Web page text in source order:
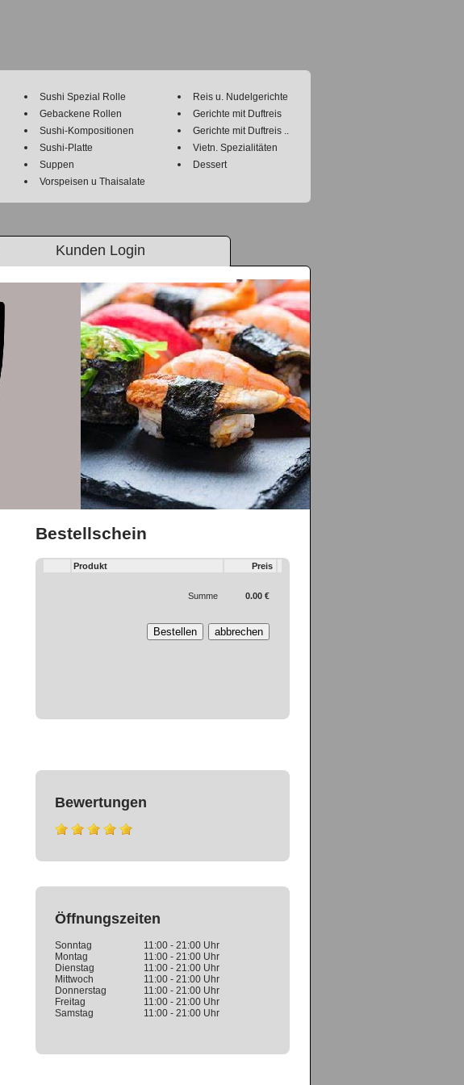
Kunden Login
Sushi Spezial Rolle
Gebackene Rollen
Sushi-Kompositionen
Sushi-Platte
Suppen
Vorspeisen u Thaisalate
Reis u. Nudelgerichte
Gerichte mit Duftreis
Gerichte mit Duftreis ..
Vietn. Spezialitäten
Dessert
Bestellschein
Produkt Preis
Summe 0.00 €
Bewertungen
Öffnungszeiten
Sonntag
11:00 - 21:00 Uhr
Montag
11:00 - 21:00 Uhr
Dienstag
11:00 - 21:00 Uhr
Mittwoch
11:00 - 21:00 Uhr
Donnerstag
11:00 - 21:00 Uhr
Freitag
11:00 - 21:00 Uhr
Samstag
11:00 - 21:00 Uhr